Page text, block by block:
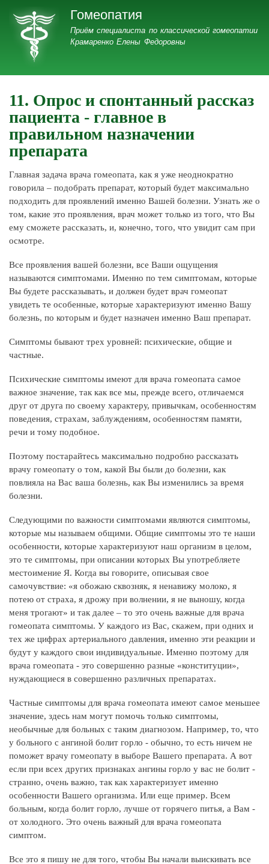
к
основному
содержанию
Гомеопатия
Гомеопатия
Приём специалиста по классической гомеопатии
Крамаренко Елены Федоровны
11. Опрос и спонтанный рассказ
пациента - главное в
правильном назначении
препарата
Главная задача врача гомеопата, как я уже неоднократно
говорила – подобрать препарат, который будет максимально
подходить для проявлений именно Вашей болезни. Узнать же о
том, какие это проявления, врач может только из того, что Вы
ему сможете рассказать, и, конечно, того, что увидит сам при
осмотре.
Все проявления вашей болезни, все Ваши ощущения
называются симптомами. Именно по тем симптомам, которые
Вы будете рассказывать, и должен будет врач гомеопат
увидеть те особенные, которые характеризуют именно Вашу
болезнь, по которым и будет назначен именно Ваш препарат.
Симптомы бывают трех уровней: психические, общие и
частные.
Психические симптомы имеют для врача гомеопата самое
важное значение, так как все мы, прежде всего, отличаемся
друг от друга по своему характеру, привычкам, особенностям
поведения, страхам, заблуждениям, особенностям памяти,
речи и тому подобное.
Поэтому постарайтесь максимально подробно рассказать
врачу гомеопату о том, какой Вы были до болезни, как
повлияла на Вас ваша болезнь, как Вы изменились за время
болезни.
Следующими по важности симптомами являются симптомы,
которые мы называем общими. Общие симптомы это те наши
особенности, которые характеризуют наш организм в целом,
это те симптомы, при описании которых Вы употребляете
местоимение Я. Когда вы говорите, описывая свое
самочувствие: «я обожаю сквозняк, я ненавижу молоко, я
потею от страха, я дрожу при волнении, я не выношу, когда
меня трогают» и так далее – то это очень важные для врача
гомеопата симптомы. У каждого из Вас, скажем, при одних и
тех же цифрах артериального давления, именно эти реакции и
будут у каждого свои индивидуальные. Именно поэтому для
врача гомеопата - это совершенно разные «конституции»,
нуждающиеся в совершенно различных препаратах.
Частные симптомы для врача гомеопата имеют самое меньшее
значение, здесь нам могут помочь только симптомы,
необычные для больных с таким диагнозом. Например, то, что
у больного с ангиной болит горло - обычно, то есть ничем не
поможет врачу гомеопату в выборе Вашего препарата. А вот
если при всех других признаках ангины горло у вас не болит -
странно, очень важно, так как характеризует именно
особенности Вашего организма. Или еще пример. Всем
больным, когда болит горло, лучше от горячего питья, а Вам -
от холодного. Это очень важный для врача гомеопата
симптом.
Все это я пишу не для того, чтобы Вы начали выискивать все